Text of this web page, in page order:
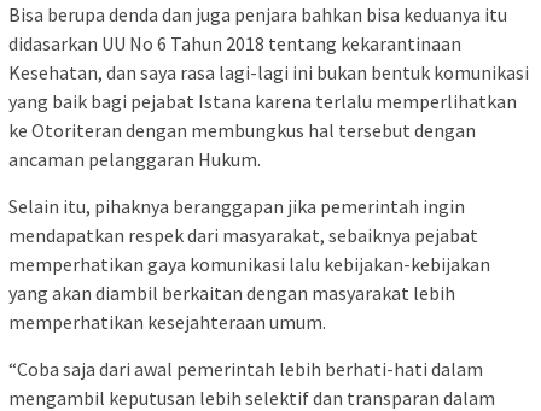
Bisa berupa denda dan juga penjara bahkan bisa keduanya itu
didasarkan UU No 6 Tahun 2018 tentang kekarantinaan
Kesehatan, dan saya rasa lagi-lagi ini bukan bentuk komunikasi
yang baik bagi pejabat Istana karena terlalu memperlihatkan
ke Otoriteran dengan membungkus hal tersebut dengan
ancaman pelanggaran Hukum.
Selain itu, pihaknya beranggapan jika pemerintah ingin
mendapatkan respek dari masyarakat, sebaiknya pejabat
memperhatikan gaya komunikasi lalu kebijakan-kebijakan
yang akan diambil berkaitan dengan masyarakat lebih
memperhatikan kesejahteraan umum.
“Coba saja dari awal pemerintah lebih berhati-hati dalam
mengambil keputusan lebih selektif dan transparan dalam